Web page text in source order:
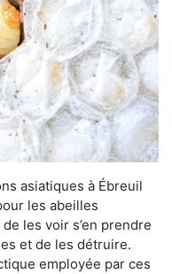
asiatiques à Ébreuil
les abeilles
les voir s’en prendre
et de les détruire.
employée par ces